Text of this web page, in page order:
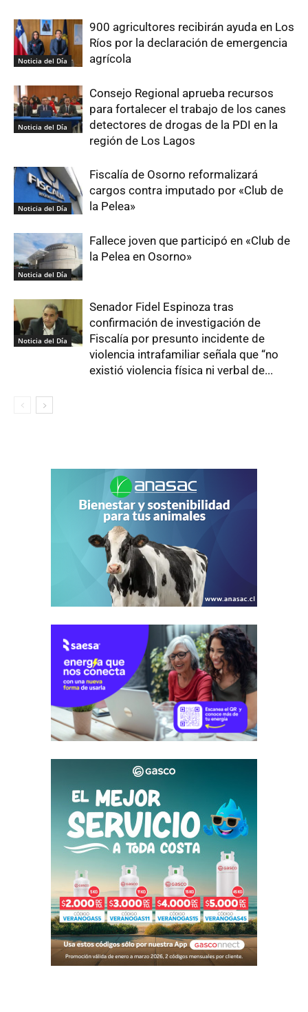
Noticia del Día
900 agricultores recibirán ayuda en Los
Ríos por la declaración de emergencia
agrícola
Noticia del Día
Consejo Regional aprueba recursos
para fortalecer el trabajo de los canes
detectores de drogas de la PDI en la
región de Los Lagos
Noticia del Día
Fiscalía de Osorno reformalizará
cargos contra imputado por «Club de
la Pelea»
Noticia del Día
Fallece joven que participó en «Club de
la Pelea en Osorno»
Noticia del Día
Senador Fidel Espinoza tras
confirmación de investigación de
Fiscalía por presunto incidente de
violencia intrafamiliar señala que “no
existió violencia física ni verbal de...